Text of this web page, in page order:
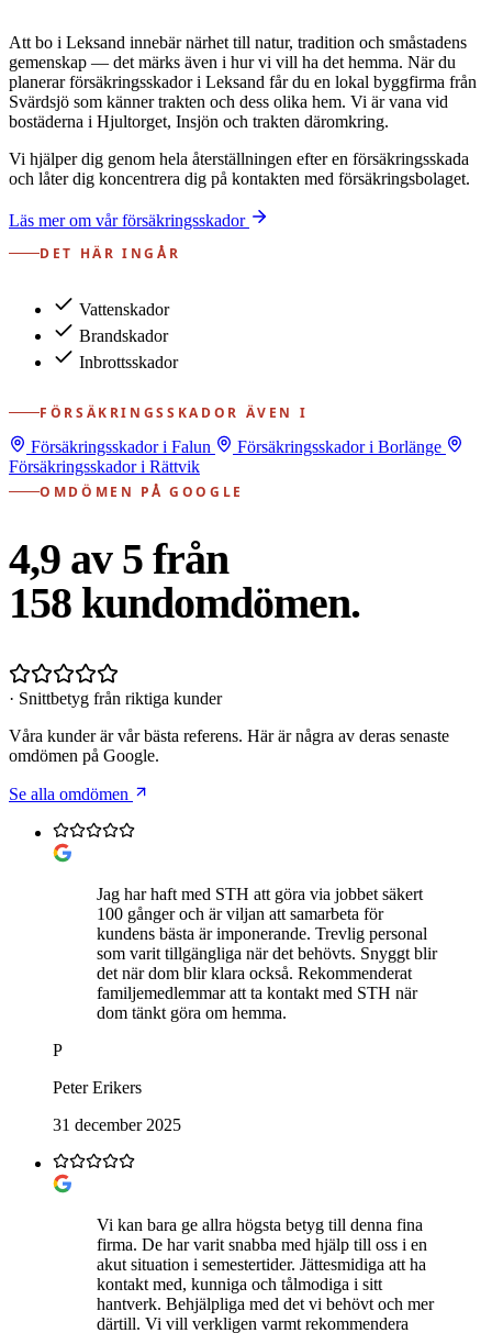
Att bo i Leksand innebär närhet till natur, tradition och småstadens
gemenskap — det märks även i hur vi vill ha det hemma. När du
planerar försäkringsskador i Leksand får du en lokal byggfirma från
Svärdsjö som känner trakten och dess olika hem. Vi är vana vid
bostäderna i Hjultorget, Insjön och trakten däromkring.
Vi hjälper dig genom hela återställningen efter en försäkringsskada
och låter dig koncentrera dig på kontakten med försäkringsbolaget.
Läs mer om vår försäkringsskador
DET HÄR INGÅR
Vattenskador
Brandskador
Inbrottsskador
FÖRSÄKRINGSSKADOR ÄVEN I
Försäkringsskador i Falun
Försäkringsskador i Borlänge
Försäkringsskador i Rättvik
OMDÖMEN PÅ GOOGLE
4,9 av 5 från
158 kundomdömen.
· Snittbetyg från riktiga kunder
Våra kunder är vår bästa referens. Här är några av deras senaste
omdömen på Google.
Se alla omdömen
Jag har haft med STH att göra via jobbet säkert
100 gånger och är viljan att samarbeta för
kundens bästa är imponerande. Trevlig personal
som varit tillgängliga när det behövts. Snyggt blir
det när dom blir klara också. Rekommenderat
familjemedlemmar att ta kontakt med STH när
dom tänkt göra om hemma.
P
Peter Erikers
31 december 2025
Vi kan bara ge allra högsta betyg till denna fina
firma. De har varit snabba med hjälp till oss i en
akut situation i semestertider. Jättesmidiga att ha
kontakt med, kunniga och tålmodiga i sitt
hantverk. Behjälpliga med det vi behövt och mer
därtill. Vi vill verkligen varmt rekommendera